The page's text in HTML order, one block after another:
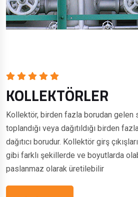
KOLLEKTÖRLER
Kollektör, birden fazla borudan gelen
toplandığı veya dağıtıldığı birden
dağıtıcı borudur. Kollektör girş
gibi farklı şekillerde ve boyutlarda
paslanmaz olarak üretilebilir